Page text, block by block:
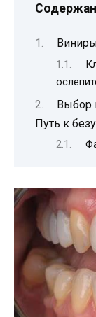
Выбор
Путь к